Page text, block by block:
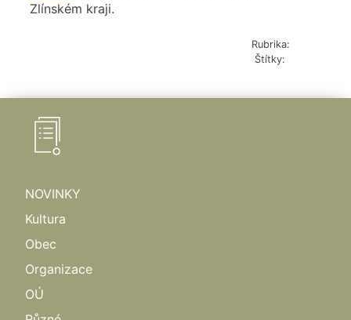
Zlínském kraji.
Rubrika:
Štítky:
NOVINKY
Kultura
Obec
Organizace
OÚ